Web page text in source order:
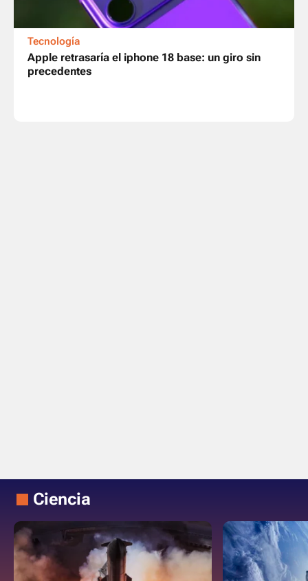
Tecnología
Apple retrasaría el iphone 18 base: un giro sin
precedentes
Ciencia